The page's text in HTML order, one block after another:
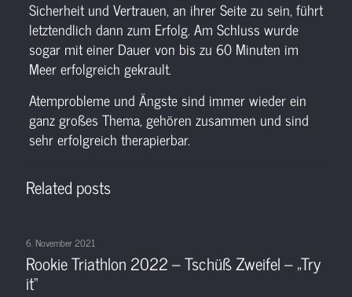
Sicherheit und Vertrauen, an ihrer Seite zu sein, führt
letztendlich dann zum Erfolg. Am Schluss wurde
sogar mit einer Dauer von bis zu 60 Minuten im
Meer erfolgreich gekrault.
Atemprobleme und Ängste sind immer wieder ein
ganz großes Thema, gehören zusammen und sind
sehr erfolgreich therapierbar.
Related posts
6. November 2021
Rookie Triathlon 2022 – Tschüß Zweifel – „Try
it“